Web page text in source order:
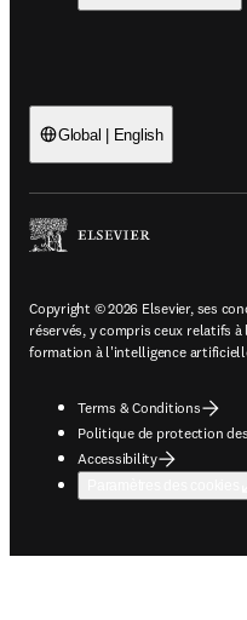
Global | English
Copyright © 2026 Elsevier, ses
réservés, y compris ceux relatifs
formation à l'intelligence
Terms & Conditions
Politique de protection
Accessibility